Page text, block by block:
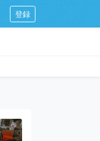
登録